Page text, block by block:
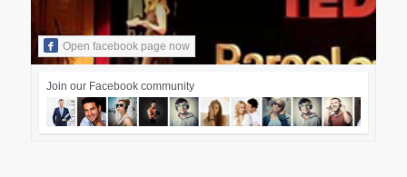
Open facebook page now
Join our Facebook community